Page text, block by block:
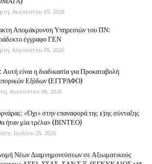
Αυγούστου 05, 2026
Απομάκρυνση Υπηρεσιών του ΠΝ:
έγγραφο ΓΕΝ
Αυγούστου 05, 2026
είναι η διαδικασία για Προκαταβολή
Εξόδων (ΕΓΓΡΑΦΟ)
Αυγούστου 06, 2026
«Όχι» στην επαναφορά της 13ης σύνταξης
ήταν μία τρέλα» (ΒΙΝΤΕΟ)
Ιουλίου 25, 2026
Νέων Διαμνημονεύσεων σε Αξιωματικούς